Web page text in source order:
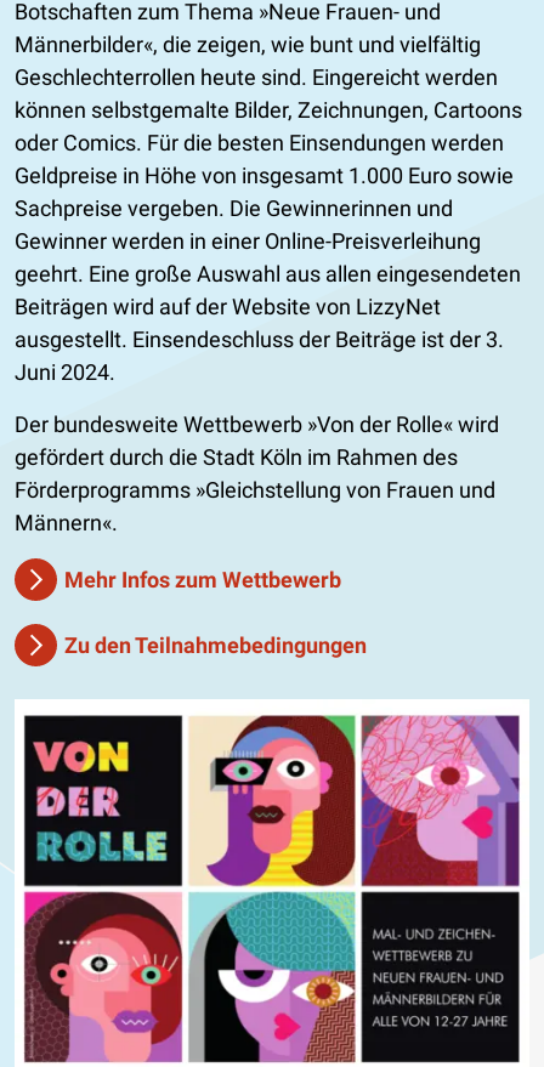
Botschaften zum Thema »Neue Frauen- und
Männerbilder«, die zeigen, wie bunt und vielfältig
Geschlechterrollen heute sind. Eingereicht werden
können selbstgemalte Bilder, Zeichnungen, Cartoons
oder Comics. Für die besten Einsendungen werden
Geldpreise in Höhe von insgesamt 1.000 Euro sowie
Sachpreise vergeben. Die Gewinnerinnen und
Gewinner werden in einer Online-Preisverleihung
geehrt. Eine große Auswahl aus allen eingesendeten
Beiträgen wird auf der Website von LizzyNet
ausgestellt. Einsendeschluss der Beiträge ist der 3.
Juni 2024.
Der bundesweite Wettbewerb »Von der Rolle« wird
gefördert durch die Stadt Köln im Rahmen des
Förderprogramms »Gleichstellung von Frauen und
Männern«.
Mehr Infos zum Wettbewerb
Zu den Teilnahmebedingungen